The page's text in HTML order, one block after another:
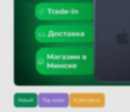
Новый Под заказ В рассрочку